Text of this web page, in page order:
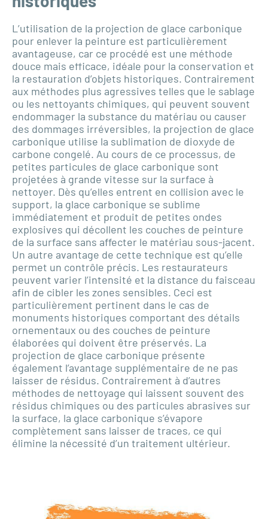
L’utilisation de la projection de glace carbonique
pour enlever la peinture est particulièrement
avantageuse, car ce procédé est une méthode
douce mais efficace, idéale pour la conservation et
la restauration d’objets historiques. Contrairement
aux méthodes plus agressives telles que le sablage
ou les nettoyants chimiques, qui peuvent souvent
endommager la substance du matériau ou causer
des dommages irréversibles, la projection de glace
carbonique utilise la sublimation de dioxyde de
carbone congelé. Au cours de ce processus, de
petites particules de glace carbonique sont
projetées à grande vitesse sur la surface à
nettoyer. Dès qu’elles entrent en collision avec le
support, la glace carbonique se sublime
immédiatement et produit de petites ondes
explosives qui décollent les couches de peinture
de la surface sans affecter le matériau sous-jacent.
Un autre avantage de cette technique est qu’elle
permet un contrôle précis. Les restaurateurs
peuvent varier l’intensité et la distance du faisceau
afin de cibler les zones sensibles. Ceci est
particulièrement pertinent dans le cas de
monuments historiques comportant des détails
ornementaux ou des couches de peinture
élaborées qui doivent être préservés. La
projection de glace carbonique présente
également l’avantage supplémentaire de ne pas
laisser de résidus. Contrairement à d’autres
méthodes de nettoyage qui laissent souvent des
résidus chimiques ou des particules abrasives sur
la surface, la glace carbonique s’évapore
complètement sans laisser de traces, ce qui
élimine la nécessité d’un traitement ultérieur.